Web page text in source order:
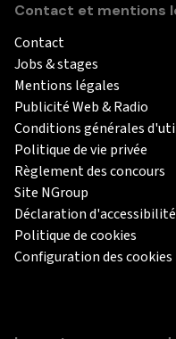
Contact et mentions
Contact
Jobs & stages
Mentions légales
Publicité Web & Radio
Conditions générales
Politique de vie privée
Règlement des concours
Site NGroup
Déclaration d'accessibilité
Politique de cookies
Configuration des cookies